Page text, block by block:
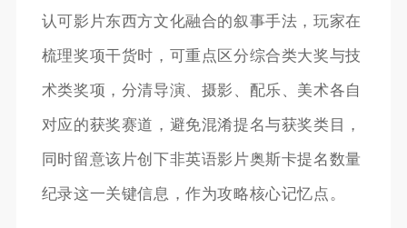
认可影片东西方文化融合的叙事手法，玩家在
梳理奖项干货时，可重点区分综合类大奖与技
术类奖项，分清导演、摄影、配乐、美术各自
对应的获奖赛道，避免混淆提名与获奖类目，
同时留意该片创下非英语影片奥斯卡提名数量
纪录这一关键信息，作为攻略核心记忆点。